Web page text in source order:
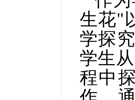
生花"
学探
学生
程中